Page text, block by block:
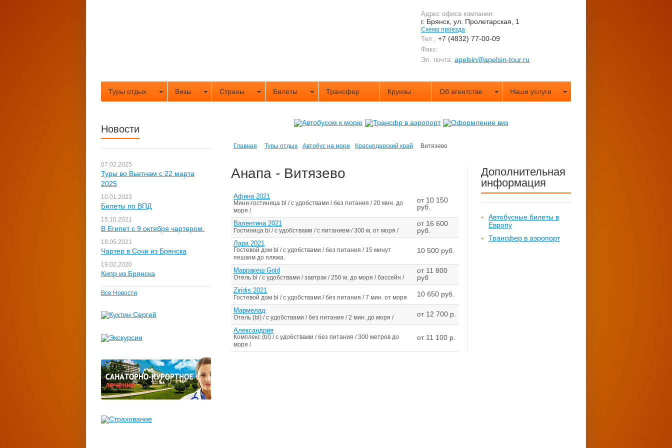
Адрес офиса компании:
г. Брянск, ул. Пролетарская, 1
Схема проезда
Тел.: +7 (4832) 77-00-09
Факс:
Эл. почта: apelsin@apelsin-tour.ru
Туры отдых Визы Страны Билеты Трансфер Круизы Об агентстве Наши услуги
Главная Туры отдых Автобус на море Краснодарский край Витязево
Анапа - Витязево
Афина 2021
Мини-гостиница bl / с удобствами / без питания / 20 мин. до
моря /
от 10 150
руб.
Валентина 2021
Гостиница bl / с удобствами / с питанием / 300 м. от моря /
от 16 600
руб.
Лара 2021
Гостевой дом bl / с удобствами / без питания / 15 минут
пешком до пляжа.
10 500 руб.
Марракеш Gold
Отель bl / с удобствами / завтрак / 250 м. до моря / бассейн /
от 11 800
руб
Ziridis 2021
Гостевой дом bl / с удобствами / без питания / 7 мин. от моря 10 650 руб.
Мармелад
Отель (bl) / с удобствами / без питания / 2 мин. до моря / от 12 700 р.
Александрия
Комплекс (bl) / с удобствами / без питания / 300 метров до
моря /
от 11 100 р.
Дополнительная
информация
Автобусные билеты в
Европу
Трансфер в аэропорт
Новости
07.02.2025
Туры во Вьетнам с 22 марта
2025
10.01.2023
Билеты по ВПД
15.10.2021
В Египет с 9 октября чартером.
18.05.2021
Чартер в Сочи из Брянска
19.02.2020
Кипр из Брянска
Все Новости